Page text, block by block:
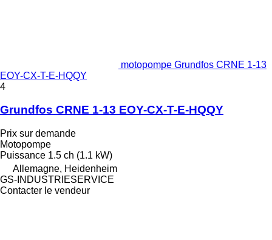
motopompe Grundfos CRNE 1-13
EOY-CX-T-E-HQQY
4
Grundfos CRNE 1-13 EOY-CX-T-E-HQQY
Prix sur demande
Motopompe
Puissance 1.5 ch (1.1 kW)
Allemagne, Heidenheim
GS-INDUSTRIESERVICE
Contacter le vendeur